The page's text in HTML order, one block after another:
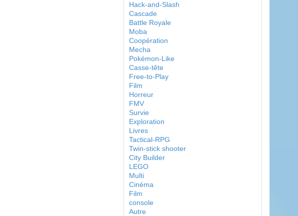
Hack-and-Slash
Cascade
Battle Royale
Moba
Coopération
Mecha
Pokémon-Like
Casse-tête
Free-to-Play
Film
Horreur
FMV
Survie
Exploration
Livres
Tactical-RPG
Twin-stick shooter
City Builder
LEGO
Multi
Cinéma
Film
console
Autre